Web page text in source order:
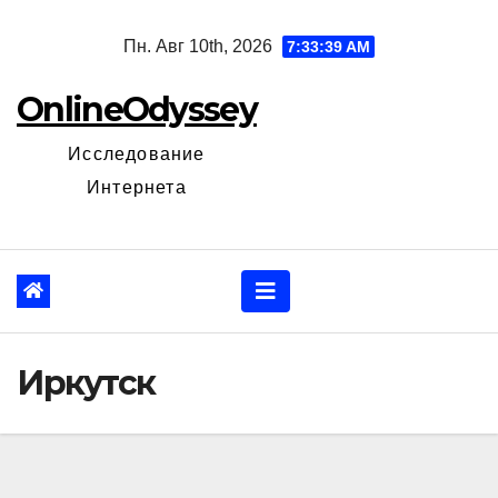
Пн. Авг 10th, 2026 7:33:40 AM
OnlineOdyssey
Исследование
Интернета
Иркутск